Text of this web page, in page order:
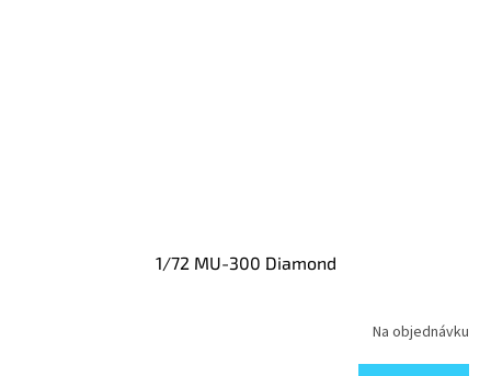
1/72 MU-300 Diamond
Na objednávku